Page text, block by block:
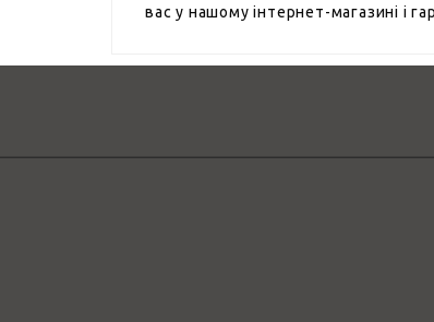
вас у нашому інтернет-магазині і